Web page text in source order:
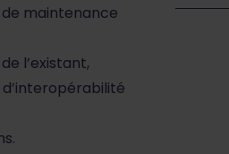
maintenance
l’existant,